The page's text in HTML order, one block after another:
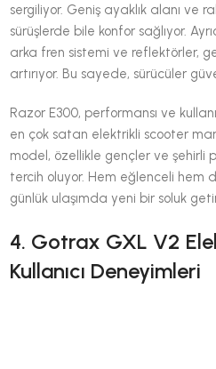
sergiliyor. Geniş ayaklık alanı ve
sürüşlerde bile konfor sağlıyor.
arka fren sistemi ve reflektörler,
artırıyor. Bu sayede, sürücüler
Razor E300, performansı ve
en çok satan elektrikli scooter
model, özellikle gençler ve şehirli
tercih oluyor. Hem eğlenceli hem
günlük ulaşımda yeni bir soluk
4. Gotrax GXL V2
Kullanıcı Deneyimleri